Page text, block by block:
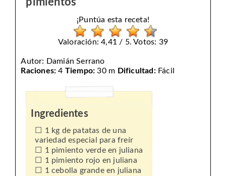
¡Puntúa esta receta!
Valoración: 4,41 / 5. Votos: 39
Autor: Damián Serrano
Raciones: 4 Tiempo: 30 m Dificultad:Fácil
Ingredientes
1 kg de patatas de una
variedad especial para freír
1 pimiento verde en juliana
1 pimiento rojo en juliana
1 cebolla grande en juliana